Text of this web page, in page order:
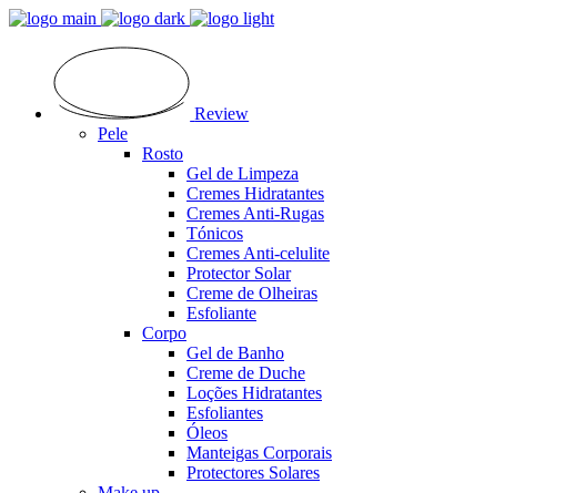
Review
Pele
Rosto
Gel de Limpeza
Cremes Hidratantes
Cremes Anti-Rugas
Tónicos
Cremes Anti-celulite
Protector Solar
Creme de Olheiras
Esfoliante
Corpo
Gel de Banho
Creme de Duche
Loções Hidratantes
Esfoliantes
Óleos
Manteigas Corporais
Protectores Solares